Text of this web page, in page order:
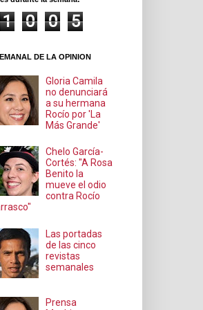
1 0 0
5
DE LA OPINION
Gloria Camila
no denunciará
a su hermana
Rocío por 'La
Más Grande'
Chelo García-
Cortés: "A Rosa
Benito la
mueve el odio
contra Rocío
Las portadas
de las cinco
revistas
semanales
Prensa